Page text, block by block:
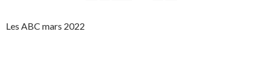
Les ABC mars 2022